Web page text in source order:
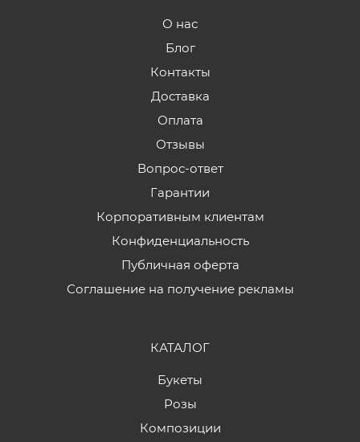
О нас
Блог
Контакты
Доставка
Оплата
Отзывы
Вопрос-ответ
Гарантии
Корпоративным клиентам
Конфиденциальность
Публичная оферта
Соглашение на получение рекламы
КАТАЛОГ
Букеты
Розы
Композиции